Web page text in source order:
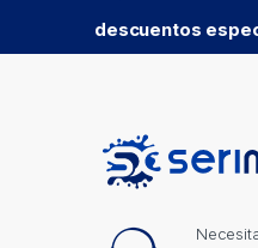
descuentos